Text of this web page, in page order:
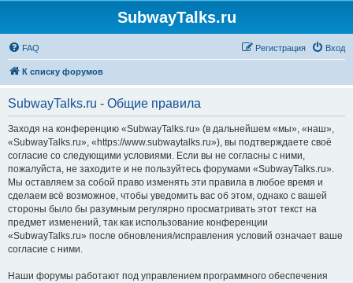
SubwayTalks.ru
FAQ Вход
Регистрация
К списку форумов
SubwayTalks.ru - Общие правила
Заходя на конференцию «SubwayTalks.ru» (в дальнейшем «мы», «наш»,
«SubwayTalks.ru», «https://www.subwaytalks.ru»), вы подтверждаете своё
согласие со следующими условиями. Если вы не согласны с ними,
пожалуйста, не заходите и не пользуйтесь форумами «SubwayTalks.ru».
Мы оставляем за собой право изменять эти правила в любое время и
сделаем всё возможное, чтобы уведомить вас об этом, однако с вашей
стороны было бы разумным регулярно просматривать этот текст на
предмет изменений, так как использование конференции
«SubwayTalks.ru» после обновления/исправления условий означает ваше
согласие с ними.
Наши форумы работают под управлением программного обеспечения